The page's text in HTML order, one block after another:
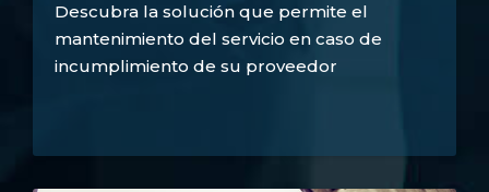
Descubra la solución que permite el
mantenimiento del servicio en caso de
incumplimiento de su proveedor